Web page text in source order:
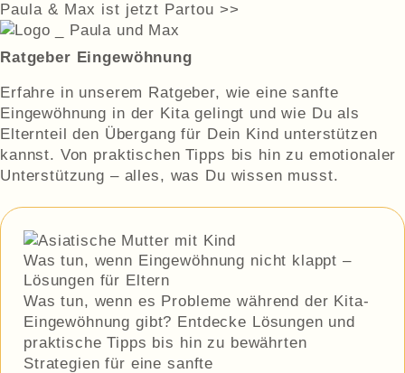
Paula & Max ist jetzt Partou >>
Ratgeber Eingewöhnung
Erfahre in unserem Ratgeber, wie eine sanfte
Eingewöhnung in der Kita gelingt und wie Du als
Elternteil den Übergang für Dein Kind unterstützen
kannst. Von praktischen Tipps bis hin zu emotionaler
Unterstützung – alles, was Du wissen musst.
Was tun, wenn Eingewöhnung nicht klappt –
Lösungen für Eltern
Was tun, wenn es Probleme während der Kita-
Eingewöhnung gibt? Entdecke Lösungen und
praktische Tipps bis hin zu bewährten
Strategien für eine sanfte